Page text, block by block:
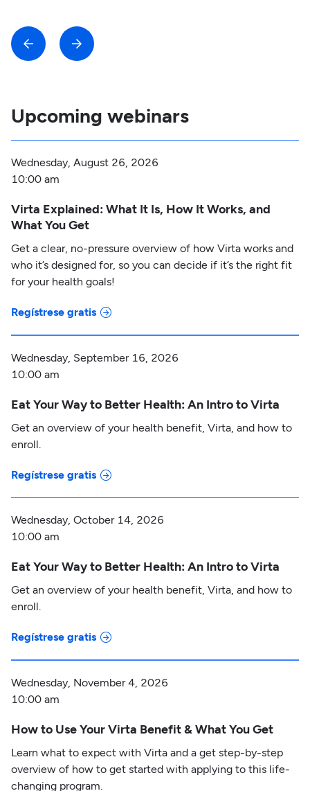


Upcoming webinars
Wednesday, August 26, 2026
10:00 am
Virta Explained: What It Is, How It Works, and
What You Get
Get a clear, no-pressure overview of how Virta works and
who it’s designed for, so you can decide if it’s the right fit
for your health goals!
Regístrese gratis
Wednesday, September 16, 2026
10:00 am
Eat Your Way to Better Health: An Intro to Virta
Get an overview of your health benefit, Virta, and how to
enroll.
Regístrese gratis
Wednesday, October 14, 2026
10:00 am
Eat Your Way to Better Health: An Intro to Virta
Get an overview of your health benefit, Virta, and how to
enroll.
Regístrese gratis
Wednesday, November 4, 2026
10:00 am
How to Use Your Virta Benefit & What You Get
Learn what to expect with Virta and a get step-by-step
overview of how to get started with applying to this life-
changing program.